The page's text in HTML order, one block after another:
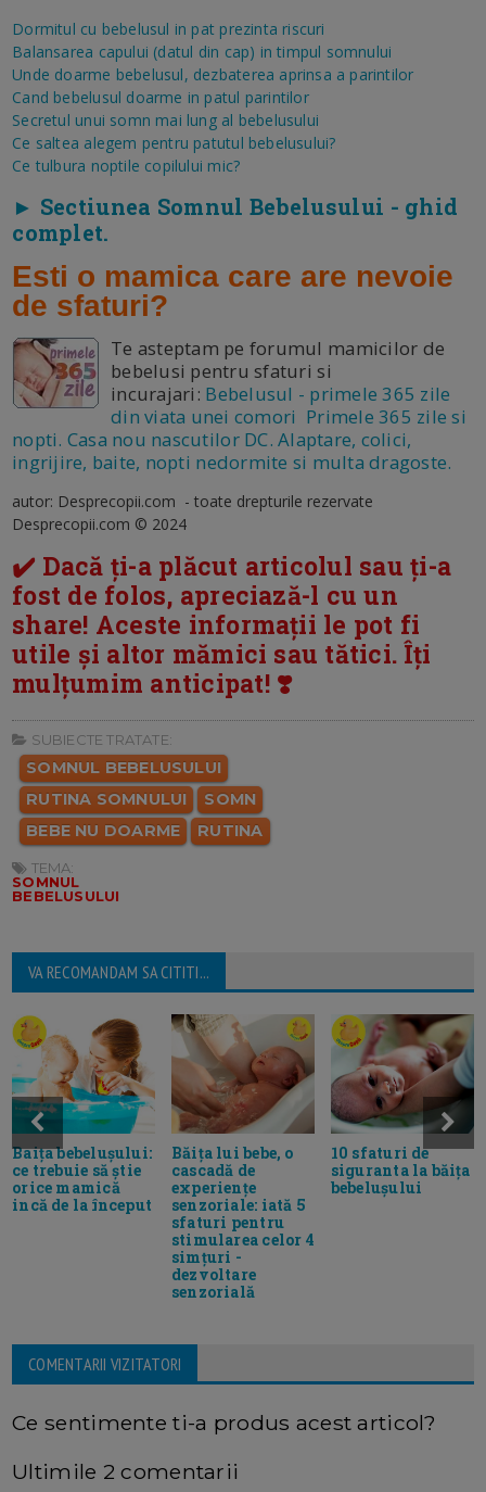
Dormitul cu bebelusul in pat prezinta riscuri
Balansarea capului (datul din cap) in timpul somnului
Unde doarme bebelusul, dezbaterea aprinsa a parintilor
Cand bebelusul doarme in patul parintilor
Secretul unui somn mai lung al bebelusului
Ce saltea alegem pentru patutul bebelusului?
Ce tulbura noptile copilului mic?
► Sectiunea Somnul Bebelusului - ghid
complet.
Esti o mamica care are nevoie
de sfaturi?
Te asteptam pe forumul mamicilor de
bebelusi pentru sfaturi si
incurajari: Bebelusul - primele 365 zile
din viata unei comori Primele 365 zile si
nopti. Casa nou nascutilor DC. Alaptare, colici,
ingrijire, baite, nopti nedormite si multa dragoste.
autor: Desprecopii.com - toate drepturile rezervate
Desprecopii.com © 2024
✔️ Dacă ți-a plăcut articolul sau ți-a
fost de folos, apreciază-l cu un
share! Aceste informații le pot fi
utile și altor mămici sau tătici. Îți
mulțumim anticipat! ❣️
SUBIECTE TRATATE:
SOMNUL BEBELUSULUI
RUTINA SOMNULUI
SOMN
BEBE NU DOARME
RUTINA
TEMA:
SOMNUL
BEBELUSULUI
VA RECOMANDAM SA CITITI...
Baița bebelușului:
ce trebuie să știe
orice mamică
incă de la început
Băița lui bebe, o
cascadă de
experiențe
senzoriale: iată 5
sfaturi pentru
stimularea celor 4
simțuri -
dezvoltare
senzorială
10 sfaturi de
siguranta la băița
bebelușului
COMENTARII VIZITATORI
Ce sentimente ti-a produs acest articol?
Ultimile 2 comentarii